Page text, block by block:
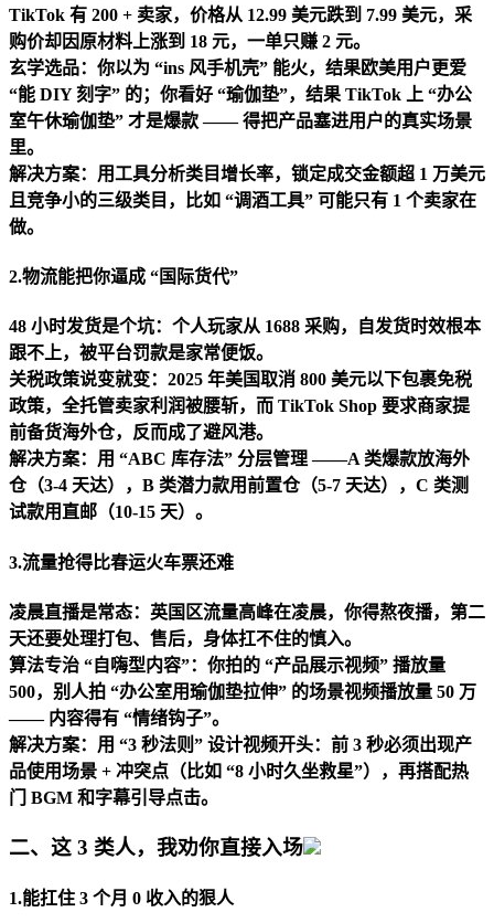
TikTok 有 200 + 卖家，价格从 12.99 美元跌到 7.99 美元，采
购价却因原材料上涨到 18 元，一单只赚 2 元。
玄学选品：你以为 “ins 风手机壳” 能火，结果欧美用户更爱
“能 DIY 刻字” 的；你看好 “瑜伽垫”，结果 TikTok 上 “办公
室午休瑜伽垫” 才是爆款 —— 得把产品塞进用户的真实场景
里。
解决方案：用工具分析类目增长率，锁定成交金额超 1 万美元
且竞争小的三级类目，比如 “调酒工具” 可能只有 1 个卖家在
做。
2.物流能把你逼成 “国际货代”
48 小时发货是个坑：个人玩家从 1688 采购，自发货时效根本
跟不上，被平台罚款是家常便饭。
关税政策说变就变：2025 年美国取消 800 美元以下包裹免税
政策，全托管卖家利润被腰斩，而 TikTok Shop 要求商家提
前备货海外仓，反而成了避风港。
解决方案：用 “ABC 库存法” 分层管理 ——A 类爆款放海外
仓（3-4 天达），B 类潜力款用前置仓（5-7 天达），C 类测
试款用直邮（10-15 天）。
3.流量抢得比春运火车票还难
凌晨直播是常态：英国区流量高峰在凌晨，你得熬夜播，第二
天还要处理打包、售后，身体扛不住的慎入。
算法专治 “自嗨型内容”：你拍的 “产品展示视频” 播放量
500，别人拍 “办公室用瑜伽垫拉伸” 的场景视频播放量 50 万
—— 内容得有 “情绪钩子”。
解决方案：用 “3 秒法则” 设计视频开头：前 3 秒必须出现产
品使用场景 + 冲突点（比如 “8 小时久坐救星”），再搭配热
门 BGM 和字幕引导点击。
二、这 3 类人，我劝你直接入场
1.能扛住 3 个月 0 收入的狠人